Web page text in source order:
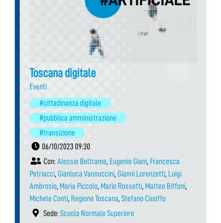
Toscana digitale
Eventi
#cittadinanza digitale
#pubblica amministrazione
#transizione
06/10/2023 09:30
Con: Alessio Beltrame, Eugenio Giani, Francesca
Petriacci, Gianluca Vannuccini, Gianni Lorenzetti, Luigi
Ambrosio, Maria Piccolo, Mario Rossetti, Matteo Biffoni,
Michele Conti, Regione Toscana, Stefano Ciuoffo
Sede: Scuola Normale Superiore